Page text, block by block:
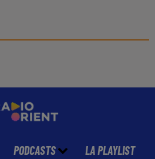
PODCASTS LA PLAYLIST